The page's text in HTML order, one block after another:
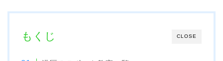
CLOSE
もくじ